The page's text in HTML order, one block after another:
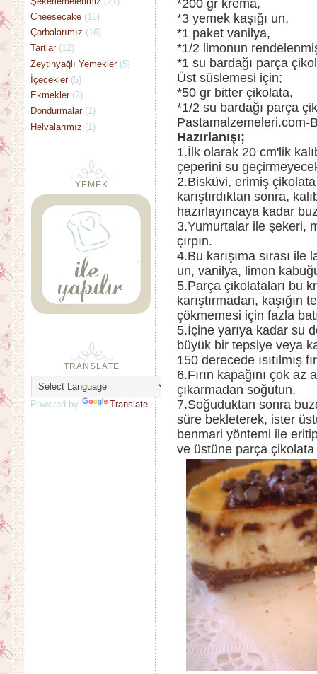
*200 gr krema,
*3 yemek kaşığı un,
*1 paket vanilya,
*1/2 limonun
*1 su bardağı parça
Üst süslemesi için;
*50 gr bitter çikolata,
*1/2 su bardağı parça
Pastamalzemeleri.com-
Hazırlanışı;
1.İlk olarak 20 cm'lik
çeperini su
2.Bisküvi, erimiş
karıştırdıktan sonra,
hazırlayıncaya kadar
3.Yumurtalar ile şekeri,
çırpın.
4.Bu karışıma sırası
un, vanilya, limon
5.Parça çikolataları bu
karıştırmadan, kaşığın
çökmemesi için fazla
5.İçine yarıya kadar su
büyük bir tepsiye veya
150 derecede ısıtılmış
6.Fırın kapağını çok
çıkarmadan soğutun.
7.Soğuduktan sonra
süre bekleterek, ister
benmari yöntemi ile
ve üstüne parça
Cheesecake (16)
Çorbalarımız (16)
Tartlar (12)
Zeytinyağlı Yemekler (5)
İçecekler (5)
Ekmekler (2)
Dondurmalar (1)
Helvalarımız (1)
YEMEK
TRANSLATE
Powered by Translate